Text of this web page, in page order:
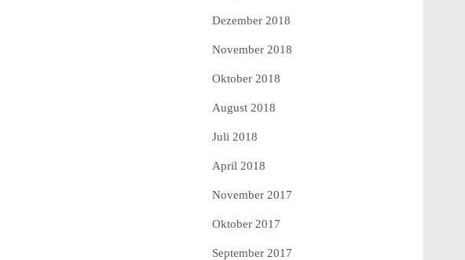
Dezember 2018
November 2018
Oktober 2018
August 2018
Juli 2018
April 2018
November 2017
Oktober 2017
September 2017